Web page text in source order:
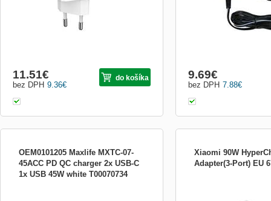
9.36€
bez DPH
11.51€ do košíka
7.88€
bez DPH
9.69€
OEM0101205 Maxlife MXTC-07-
45ACC PD QC charger 2x USB-C
1x USB 45W white T00070734
Xiaomi 90W
Adapter(3-Port) EU